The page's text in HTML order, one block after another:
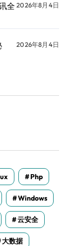
全 2026年8月4日
2026年8月4日
Php
Windows
云安全
大数据